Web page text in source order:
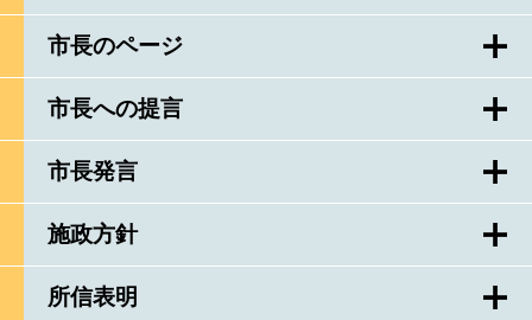
市長のページ
市長への提言
市長発言
施政方針
所信表明